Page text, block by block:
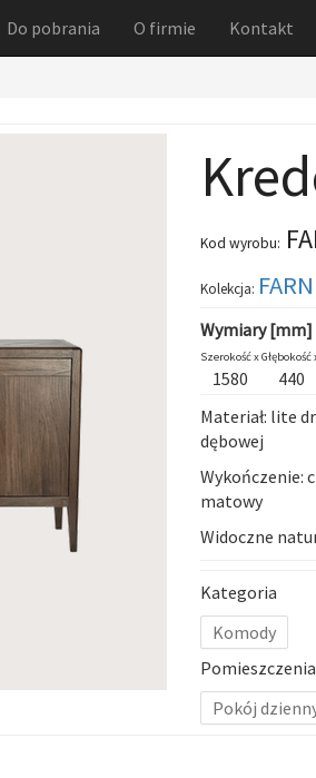
Do pobrania O firmie Kontakt
Kod wyrobu:
Kolekcja:
Wymiary [mm]
Szerokość xGłębokość
1580 440
Materiał: lite
dębowej
Wykończenie:
matowy
Widoczne
Kategoria
Komody
Pomieszczenia
Pokój